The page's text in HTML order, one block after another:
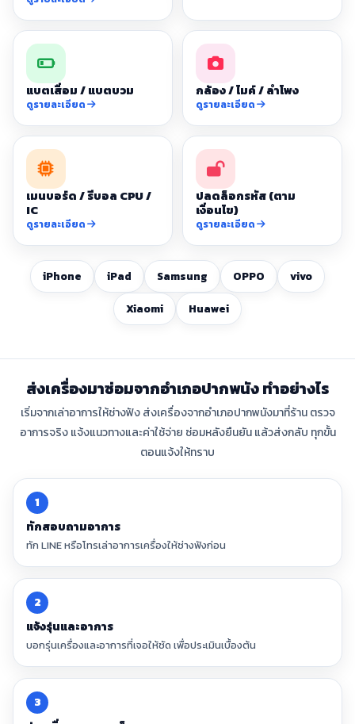
แบตเสื่อม / แบตบวม
ดูรายละเอียด
กล้อง / ไมค์ / ลำโพง
ดูรายละเอียด
เมนบอร์ด / รีบอล CPU /
IC
ดูรายละเอียด
ปลดล็อกรหัส (ตาม
เงื่อนไข)
ดูรายละเอียด
iPhone iPad Samsung OPPO vivo
Xiaomi Huawei
ส่งเครื่องมาซ่อมจากอำเภอปากพนัง ทำอย่างไร
เริ่มจากเล่าอาการให้ช่างฟัง ส่งเครื่องจากอำเภอปากพนังมาที่ร้าน ตรวจ
อาการจริง แจ้งแนวทางและค่าใช้จ่าย ซ่อมหลังยืนยัน แล้วส่งกลับ ทุกขั้น
ตอนแจ้งให้ทราบ
1
ทักสอบถามอาการ
ทัก LINE หรือโทรเล่าอาการเครื่องให้ช่างฟังก่อน
2
แจ้งรุ่นและอาการ
บอกรุ่นเครื่องและอาการที่เจอให้ชัด เพื่อประเมินเบื้องต้น
3